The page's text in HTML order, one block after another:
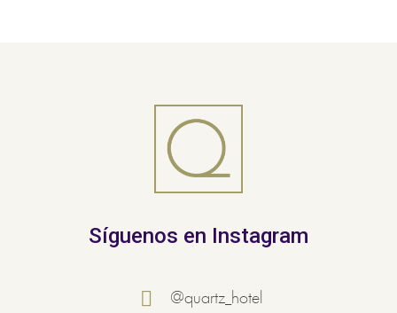
Síguenos en Instagram
@quartz_hotel